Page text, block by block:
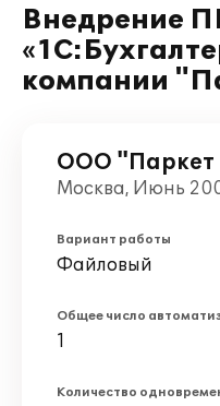
Внедрение
компании
ООО "Паркет
Москва, Июнь
Вариант работы
Файловый
Общее число
1
Количество